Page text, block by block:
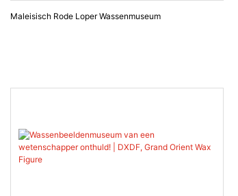
Maleisisch Rode Loper Wassenmuseum